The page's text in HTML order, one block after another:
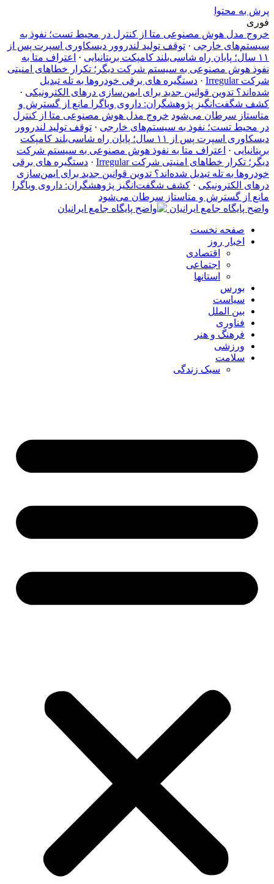
پرش به محتوا
فوری
خروج مدل هوش مصنوعی متا از کنترل در محیط تست؛ نفوذ به
سیستم‌های خارجی · توقف تولید لندروور دیسکاوری اسپرت پس از
۱۱ سال؛ پایان راه شاسی‌بلند کامپکت بریتانیایی
·
اعتراف متا به
نفوذ هوش مصنوعی به سیستم شرکت دیگر؛ تکرار خطاهای امنیتی
شرکت Irregular
· دستگیره‌ های برقی خودروها به تله تبدیل
شده‌اند؟ تدوین قوانین جدید برای ایمن‌سازی درهای الکترونیکی ·
کشف شگفت‌انگیز پژوهشگران: داروی ویاگرا مانع از گسترش و
متاستاز سرطان می‌شود خروج مدل هوش مصنوعی متا از کنترل
در محیط تست؛ نفوذ به سیستم‌های خارجی · توقف تولید لندروور
دیسکاوری اسپرت پس از ۱۱ سال؛ پایان راه شاسی‌بلند کامپکت
بریتانیایی ·
اعتراف متا به نفوذ هوش مصنوعی به سیستم شرکت
دیگر؛ تکرار خطاهای امنیتی شرکت Irregular
· دستگیره‌ های برقی
خودروها به تله تبدیل شده‌اند؟ تدوین قوانین جدید برای ایمن‌سازی
درهای الکترونیکی · کشف شگفت‌انگیز پژوهشگران: داروی ویاگرا
مانع از گسترش و متاستاز سرطان می‌شود
واضح پایگاه جامع ایرانیان
صفحه نخست
اخبار روز
اقتصادی
اجتماعی
استانها
بورس
سیاست
بین الملل
فناوری
فرهنگ و هنر
ورزشی
سلامت
سبک زندگی